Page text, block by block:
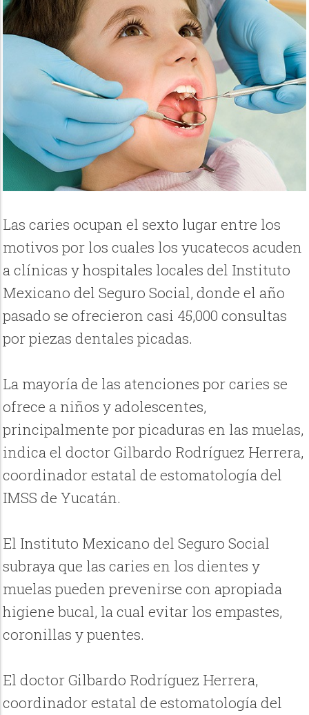
Las caries ocupan el sexto lugar entre los
motivos por los cuales los yucatecos acuden
a clínicas y hospitales locales del Instituto
Mexicano del Seguro Social, donde el año
pasado se ofrecieron casi 45,000 consultas
por piezas dentales picadas.
La mayoría de las atenciones por caries se
ofrece a niños y adolescentes,
principalmente por picaduras en las muelas,
indica el doctor Gilbardo Rodríguez Herrera,
coordinador estatal de estomatología del
IMSS de Yucatán.
El Instituto Mexicano del Seguro Social
subraya que las caries en los dientes y
muelas pueden prevenirse con apropiada
higiene bucal, la cual evitar los empastes,
coronillas y puentes.
El doctor Gilbardo Rodríguez Herrera,
coordinador estatal de estomatología del